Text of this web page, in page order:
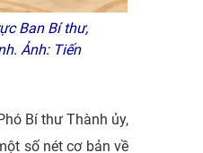
Ban Bí thư,
Ảnh: Tiến
Bí thư Thành ủy,
số nét cơ bản về